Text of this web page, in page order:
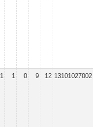
1 1 0 9 12 13101027002